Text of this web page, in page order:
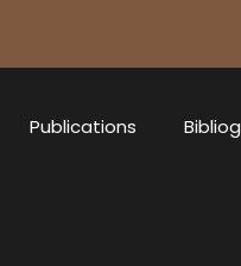
Publications